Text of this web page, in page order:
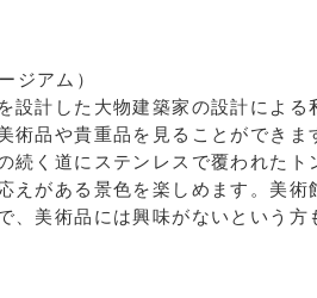
ジアム）
設計した大物建築家の設計による
術品や貴重品を見ることができま
続く道にステンレスで覆われたト
えがある景色を楽しめます。美術
、美術品には興味がないという方